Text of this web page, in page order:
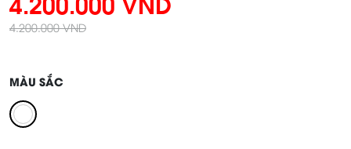
4.200.000 VND
MÀU SẮC